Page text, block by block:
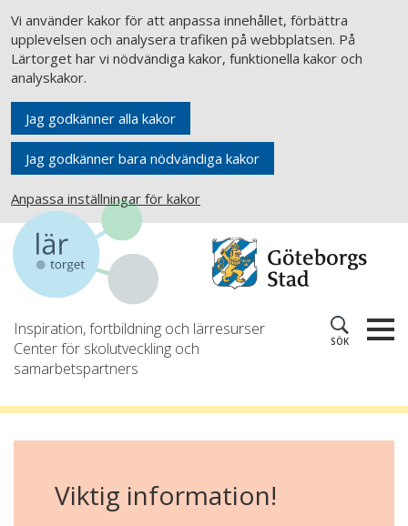
Vi använder kakor för att anpassa innehållet, förbättra
upplevelsen och analysera trafiken på webbplatsen. På
Lärtorget har vi nödvändiga kakor, funktionella kakor och
analyskakor.
Jag godkänner alla kakor
Jag godkänner bara nödvändiga kakor
Anpassa inställningar för kakor
Inspiration, fortbildning och lärresurser
Center för skolutveckling och
samarbetspartners
SÖK
Viktig information!